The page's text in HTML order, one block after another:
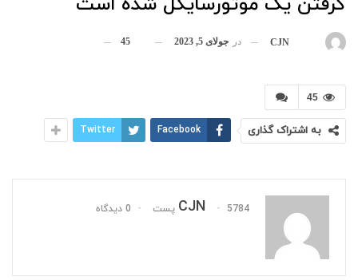
CJN در جولای 5, 2023 45
45
به اشتراک گذاری Facebook
Twitter
CJN 5784 پست 0 دیدگاه